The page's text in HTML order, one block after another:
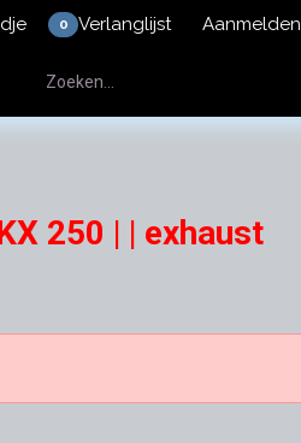
0 Verlanglijst Aanmelden
250 | | exhaust